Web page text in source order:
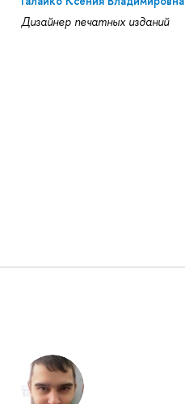
Дизайнер печатных изданий